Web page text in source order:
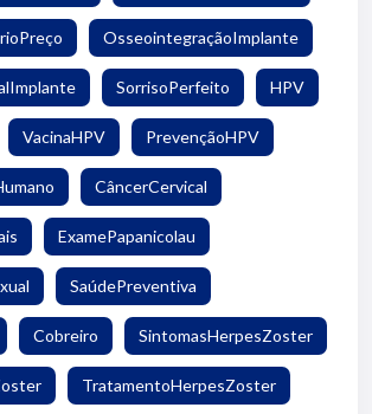
OsseointegraçãoImplante
SorrisoPerfeito HPV
VacinaHPV PrevençãoHPV
CâncerCervical
ExamePapanicolau
SaúdePreventiva
Cobreiro SintomasHerpesZoster
TratamentoHerpesZoster